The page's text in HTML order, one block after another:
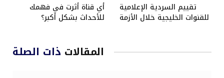
أي قناة أثرت في فهمك
للأحداث بشكل أكبر؟
تقييم السردية الإعلامية
للقنوات الخليجية خلال الأزمة
المقالات ذات الصلة